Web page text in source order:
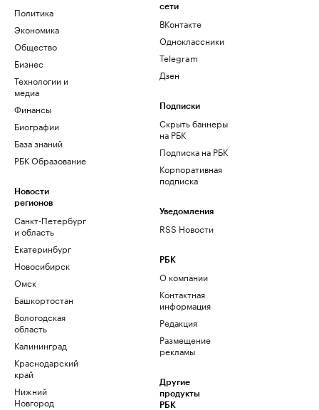
Политика
Экономика
Общество
Бизнес
Технологии и
медиа
Финансы
Биографии
База знаний
РБК Образование
Новости
регионов
Санкт-Петербург
и область
Екатеринбург
Новосибирск
Омск
Башкортостан
Вологодская
область
Калининград
Краснодарский
край
Нижний
Новгород
сети
ВКонтакте
Одноклассники
Telegram
Дзен
Подписки
Скрыть баннеры
на РБК
Подписка на РБК
Корпоративная
подписка
Уведомления
RSS Новости
РБК
О компании
Контактная
информация
Редакция
Размещение
рекламы
Другие
продукты
РБК